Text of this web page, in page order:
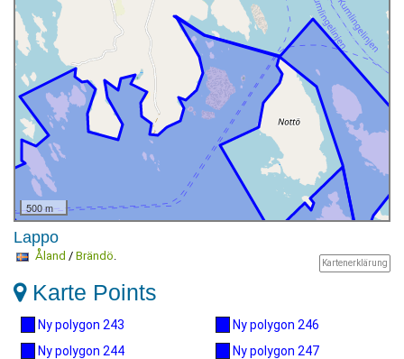
500 m
Lappo
Kartenerklärung
Åland / Brändö.
Karte Points
Ny polygon 243
Ny polygon 244
Ny polygon 246
Ny polygon 247